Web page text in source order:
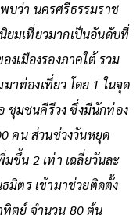
บว่า นครศรีธรรมราช
ยมเที่ยวมากเป็นอันดับที่
เมืองรองภาคใต้ รวม
าท่องเที่ยว โดย 1 ในจุด
ชุมชนคีรีวง ซึ่งมีนักท่อง
คน ส่วนช่วงวันหยุด
ขึ้น 2 เท่า เฉลี่ยวันละ
มิตร เข้ามาช่วยติดตั้ง
ทิตย์ จำนวน 80 ต้น